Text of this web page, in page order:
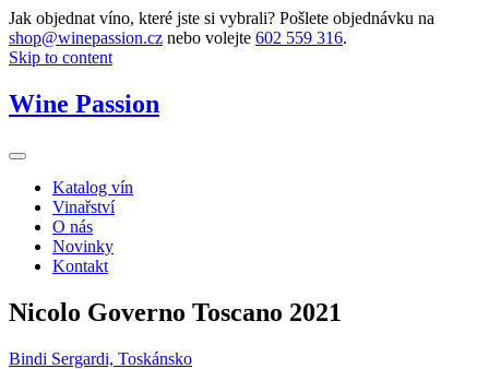
Jak objednat víno, které jste si vybrali? Pošlete objednávku na
shop@winepassion.cz nebo volejte 602 559 316.
Skip to content
Wine Passion
Katalog vín
Vinařství
O nás
Novinky
Kontakt
Nicolo Governo Toscano 2021
Bindi Sergardi, Toskánsko